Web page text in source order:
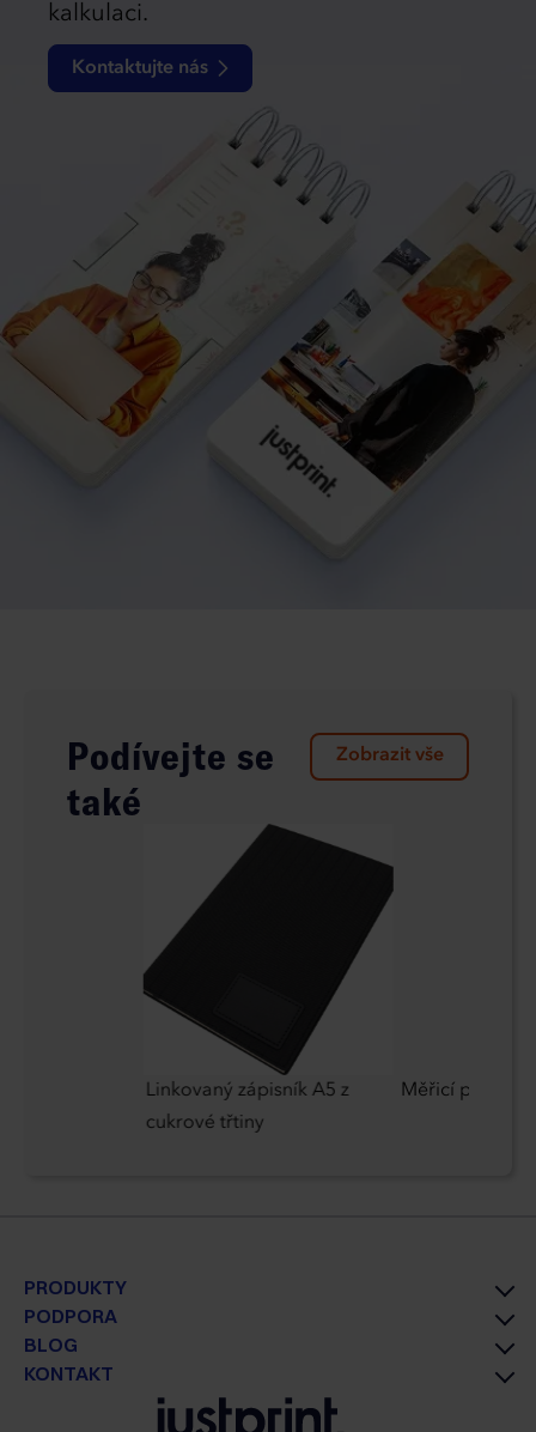
kalkulaci.
Kontaktujte nás
Podívejte se
také
Zobrazit vše
Linkovaný zápisník A5 z
cukrové třtiny
Měřicí pásma
PRODUKTY
PODPORA
BLOG
KONTAKT